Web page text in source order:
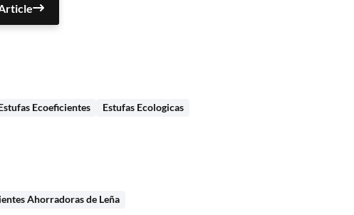
Ecoeficientes Estufas Ecologicas
Ahorradoras de Leña